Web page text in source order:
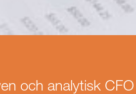
och analytisk